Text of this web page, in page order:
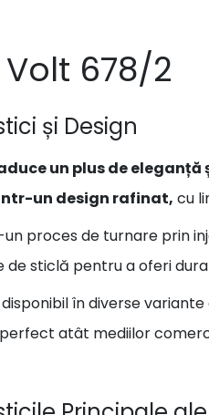
678/2
și Design
un plus de
un design rafinat, cu
proces de turnare prin
sticlă pentru a oferi
în diverse
atât mediilor